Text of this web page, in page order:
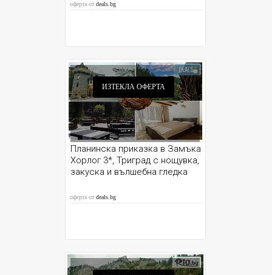
оферта отdeals.bg
ИЗТЕКЛА ОФЕРТА
Планинска приказка в Замъка
Хорлог 3*, Триград с нощувка,
закуска и вълшебна гледка
оферта отdeals.bg